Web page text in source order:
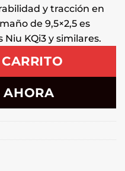
y tracción en
de 9,5×2,5 es
KQi3 y similares.
AHORA